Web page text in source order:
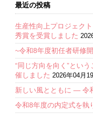
最近の投稿
生産性向上プロジェク
秀賞を受賞しました
~令和8年度初任者研修
“同じ方向を向く”とい
催しました 2026年04月
新しい風とともに ― 令
令和8年度の内定式を執